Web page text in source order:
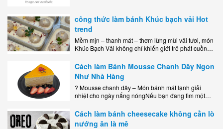
công thức làm bánh Khúc bạch vải Hot
trend
Mềm mịn – thanh mát – thơm lừng mùi vải tươi, món
Khúc Bạch Vải không chỉ khiến giới trẻ phát cuồng
Cách làm Bánh Mousse Chanh Dây Ngon
Như Nhà Hàng
? Mousse chanh dây – Món bánh mát lạnh giải
nhiệt cho ngày nắng nóngNếu bạn đang tìm một
dễ..
Cách làm bánh cheesecake không cần lò
nướng ăn là mê